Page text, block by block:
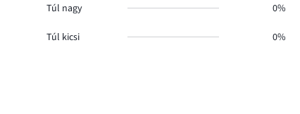
Túl nagy 0%
Túl kicsi 0%